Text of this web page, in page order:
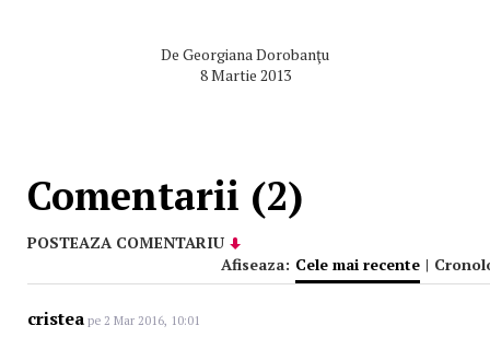
De Georgiana Dorobanţu
8 Martie 2013
Comentarii (2)
POSTEAZA COMENTARIU
Afiseaza: Cele mai recente |
cristea pe 2 Mar 2016, 10:01